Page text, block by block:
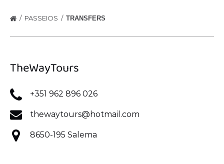
PASSEIOS TRANSFERS
TheWayTours
+351 962 896 026
thewaytours@hotmail.com
8650-195 Salema